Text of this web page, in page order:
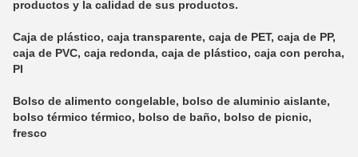
productos y la calidad de sus productos.
Caja de plástico, caja transparente, caja de PET, caja de PP,
caja de PVC, caja redonda, caja de plástico, caja con percha,
PI
Bolso de alimento congelable, bolso de aluminio aislante,
bolso térmico térmico, bolso de baño, bolso de picnic,
fresco